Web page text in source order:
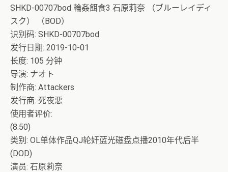
SHKD-00707bod 輪姦餌食3 石原莉奈 （ブルーレイディ
スク） （BOD）
识别码: SHKD-00707bod
发行日期: 2019-10-01
长度: 105 分钟
导演: ナオト
制作商: Attackers
发行商: 死夜悪
使用者评价:
(8.50)
类别: OL单体作品QJ轮奸蓝光磁盘点播2010年代后半
(DOD)
演员: 石原莉奈